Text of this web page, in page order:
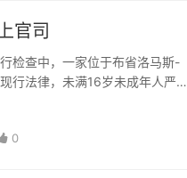
官司
检查中，一家位于布省洛马斯-
行法律，未满16岁未成年人严
0